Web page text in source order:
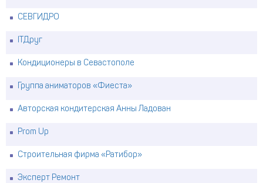
СЕВГИДРО
ITДруг
Кондиционеры в Севастополе
Группа аниматоров «Фиеста»
Авторская кондитерская Анны Ладован
Prom Up
Строительная фирма «Ратибор»
Эксперт Ремонт